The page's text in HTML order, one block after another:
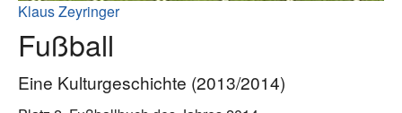
Klaus Zeyringer
Fußball
Eine Kulturgeschichte (2013/2014)